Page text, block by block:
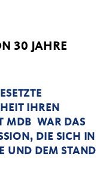
30 JAHRE
IHREN
MDB WAR DAS
DIE SICH IN
UND DEM STAND